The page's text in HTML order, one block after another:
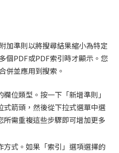
加準則以將搜尋結果縮小為特定
個PDF或PDF索引時才顯示。您
併並應用到搜索。
欄位類型。按一下「新增準則」
式箭頭，然後從下拉式選單中選
所需重複這些步驟即可增加更多
方式。如果「索引」選項選擇的